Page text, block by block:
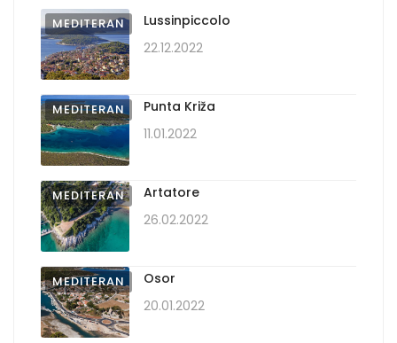
MEDITERAN
Lussinpiccolo
22.12.2022
MEDITERAN
Punta Križa
11.01.2022
MEDITERAN
Artatore
26.02.2022
MEDITERAN
Osor
20.01.2022